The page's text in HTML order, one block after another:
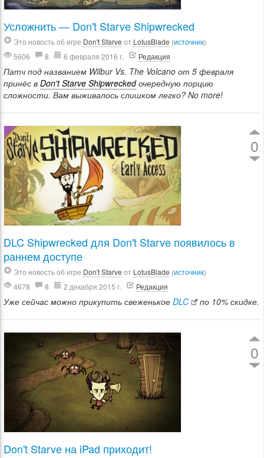
Усложнить — Don't Starve Shipwrecked
Это новость об игре Don't Starve от LotusBlade (источник)
5606
8 6 февраля 2016 г. Редакция
Патч под названием Wilbur Vs. The Volcano от 5 февраля
принёс в Don't Starve Shipwreckedочередную порцию
сложности. Вам выживалось слишком легко? No more!
0
DLC Shipwrecked для Don't Starve появилось в
раннем доступе
Это новость об игре Don't Starve от LotusBlade (источник)
4678
8 2 декабря 2015 г. Редакция
Уже сейчас можно прикупить свеженькое DLC по 10% скидке.
0
Don't Starve на iPad приходит!